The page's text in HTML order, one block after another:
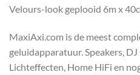
Velours-look geplooid 6m x
MaxiAxi.com is de meest
geluidapparatuur. Speakers, DJ
Lichteffecten, Home HiFi en